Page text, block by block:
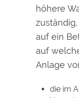
höhere
auf ein
auf
Anlage
die im